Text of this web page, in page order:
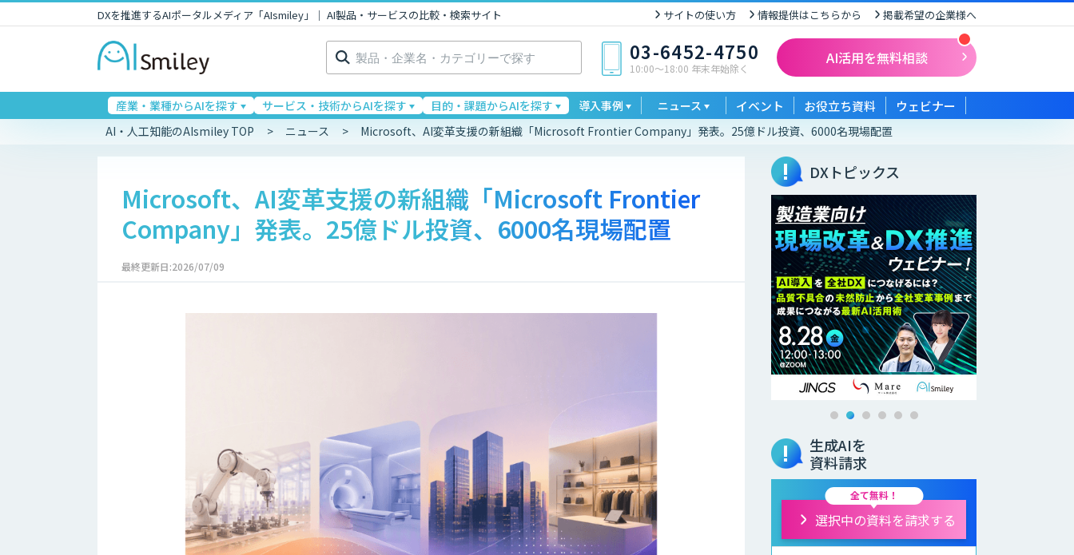
DXを推進するAIポータルメディア「AIsmiley」｜ AI製品・サービスの比較・検索サイト サイトの使い方 情報提供はこちらから 掲載希望の企業様へ
検
索: 03-6452-4750
10:00〜18:00 年末年始除く
AI活用を無料相談
産業・業種からAIを探す サービス・技術からAIを探す 目的・課題からAIを探す 導入事例 ニュース イベント お役立ち資料 ウェビナー
AI・人工知能のAIsmiley TOP ニュース Microsoft、AI変革支援の新組織「Microsoft Frontier Company」発表。25億ドル投資、6000名現場配置
Microsoft、AI変革支援の新組織「Microsoft Frontier
Company」発表。25億ドル投資、6000名現場配置
最終更新日:2026/07/09
DXトピックス
生成AIを
資料請求
全て無料！
選択中の資料を請求する